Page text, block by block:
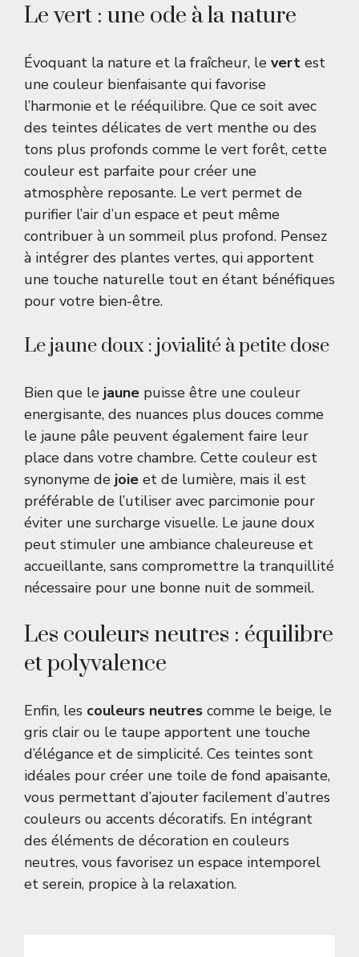
Le vert : une ode à la nature
Évoquant la nature et la fraîcheur, le vert est
une couleur bienfaisante qui favorise
l’harmonie et le rééquilibre. Que ce soit avec
des teintes délicates de vert menthe ou des
tons plus profonds comme le vert forêt, cette
couleur est parfaite pour créer une
atmosphère reposante. Le vert permet de
purifier l’air d’un espace et peut même
contribuer à un sommeil plus profond. Pensez
à intégrer des plantes vertes, qui apportent
une touche naturelle tout en étant bénéfiques
pour votre bien-être.
Le jaune doux : jovialité à petite dose
Bien que le jaune puisse être une couleur
energisante, des nuances plus douces comme
le jaune pâle peuvent également faire leur
place dans votre chambre. Cette couleur est
synonyme de joie et de lumière, mais il est
préférable de l’utiliser avec parcimonie pour
éviter une surcharge visuelle. Le jaune doux
peut stimuler une ambiance chaleureuse et
accueillante, sans compromettre la tranquillité
nécessaire pour une bonne nuit de sommeil.
Les couleurs neutres : équilibre
et polyvalence
Enfin, les couleurs neutres comme le beige, le
gris clair ou le taupe apportent une touche
d’élégance et de simplicité. Ces teintes sont
idéales pour créer une toile de fond apaisante,
vous permettant d’ajouter facilement d’autres
couleurs ou accents décoratifs. En intégrant
des éléments de décoration en couleurs
neutres, vous favorisez un espace intemporel
et serein, propice à la relaxation.